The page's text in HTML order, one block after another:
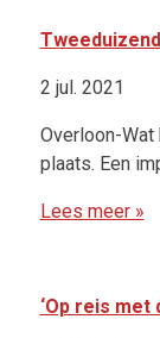
2 jul. 2021
Overloon-
plaats. Een
Lees meer »
‘Op reis met